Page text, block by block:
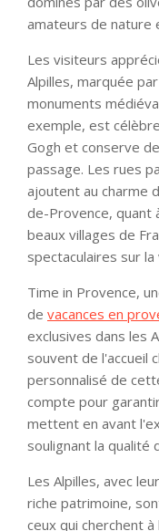
amateurs de nature
Les visiteurs
Alpilles, marquée
monuments
exemple, est
Gogh et conserve
passage. Les rues
ajoutent au charme
de-Provence, quant
beaux villages de
spectaculaires sur la
Time in Provence,
de vacances en
exclusives dans les
souvent de l'accueil
personnalisé de
compte pour
mettent en avant
soulignant la qualité
Les Alpilles, avec
riche patrimoine,
ceux qui cherchent